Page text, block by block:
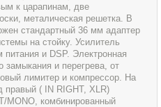
к царапинам, две
металическая решетка. В
стандартный 36 мм адаптер
на стойку. Усилитель
и DSP. Электронная
замыкания и перегрева, от
лимитер и компрессор. На
( IN RIGHT, XLR)
MONO, комбинированный